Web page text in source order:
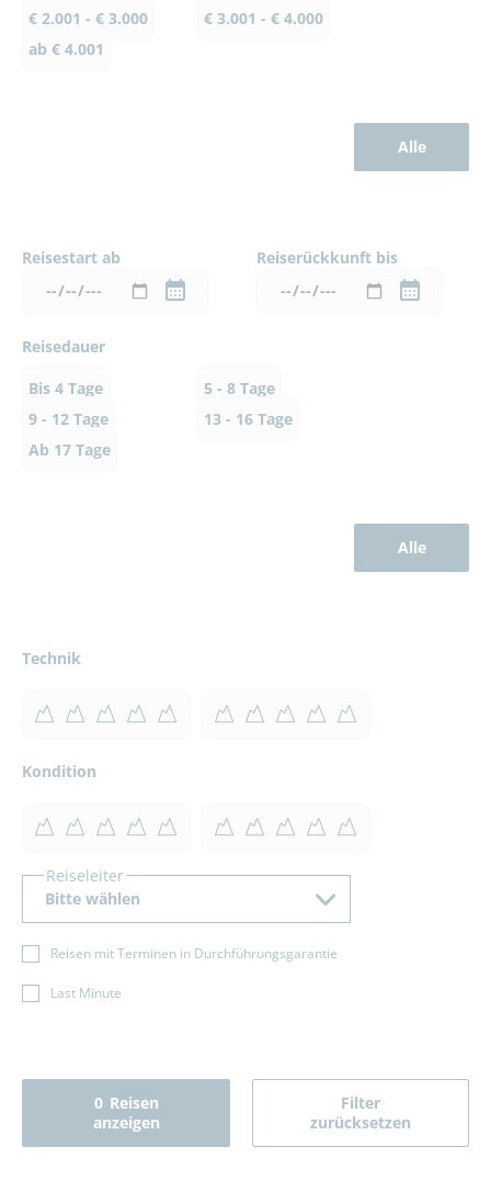
€ 2.001 - € 3.000
€ 3.001 - € 4.000
ab € 4.001
Alle
Reisestart ab Reiserückkunft bis
Reisedauer
Bis 4 Tage
5 - 8 Tage
9 - 12 Tage
13 - 16 Tage
Ab 17 Tage
Alle
Technik
Kondition
Reiseleiter
Bitte wählen
Reisen mit Terminen in Durchführungsgarantie
Last Minute
0 Reisen
anzeigen
Filter
zurücksetzen